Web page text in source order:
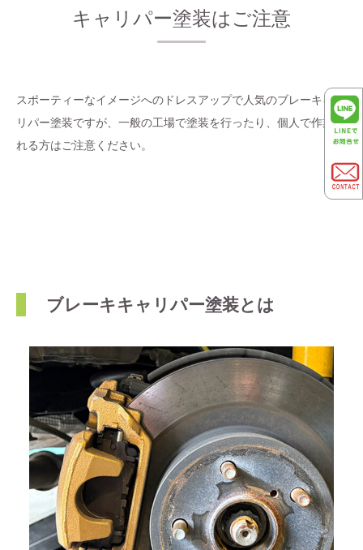
キャリパー塗装はご注意
スポーティーなイメージへのドレスアップで人気のブレーキキャ
リパー塗装ですが、一般の工場で塗装を行ったり、個人で作業さ
れる方はご注意ください。
ブレーキキャリパー塗装とは